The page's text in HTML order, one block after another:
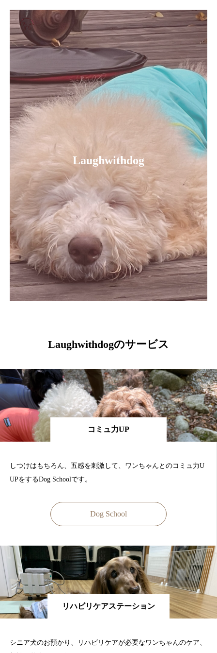
Laughwithdog
Laughwithdogのサービス
コミュ力UP
しつけはもちろん、五感を刺激して、ワンちゃんとのコミュ力U
UPをするDog Schoolです。
Dog School
リハビリケアステーション
シニア犬のお預かり、リハビリケアが必要なワンちゃんのケア、